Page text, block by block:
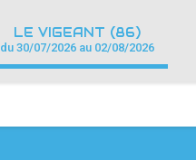
LE VIGEANT (86)
du 30/07/2026 au 02/08/2026